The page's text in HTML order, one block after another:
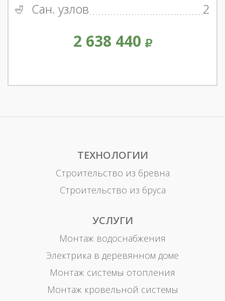
Сан. узлов
2
2 638 440
ТЕХНОЛОГИИ
Строительство из бревна
Строительство из бруса
УСЛУГИ
Монтаж водоснабжения
Электрика в деревянном доме
Монтаж системы отопления
Монтаж кровельной системы